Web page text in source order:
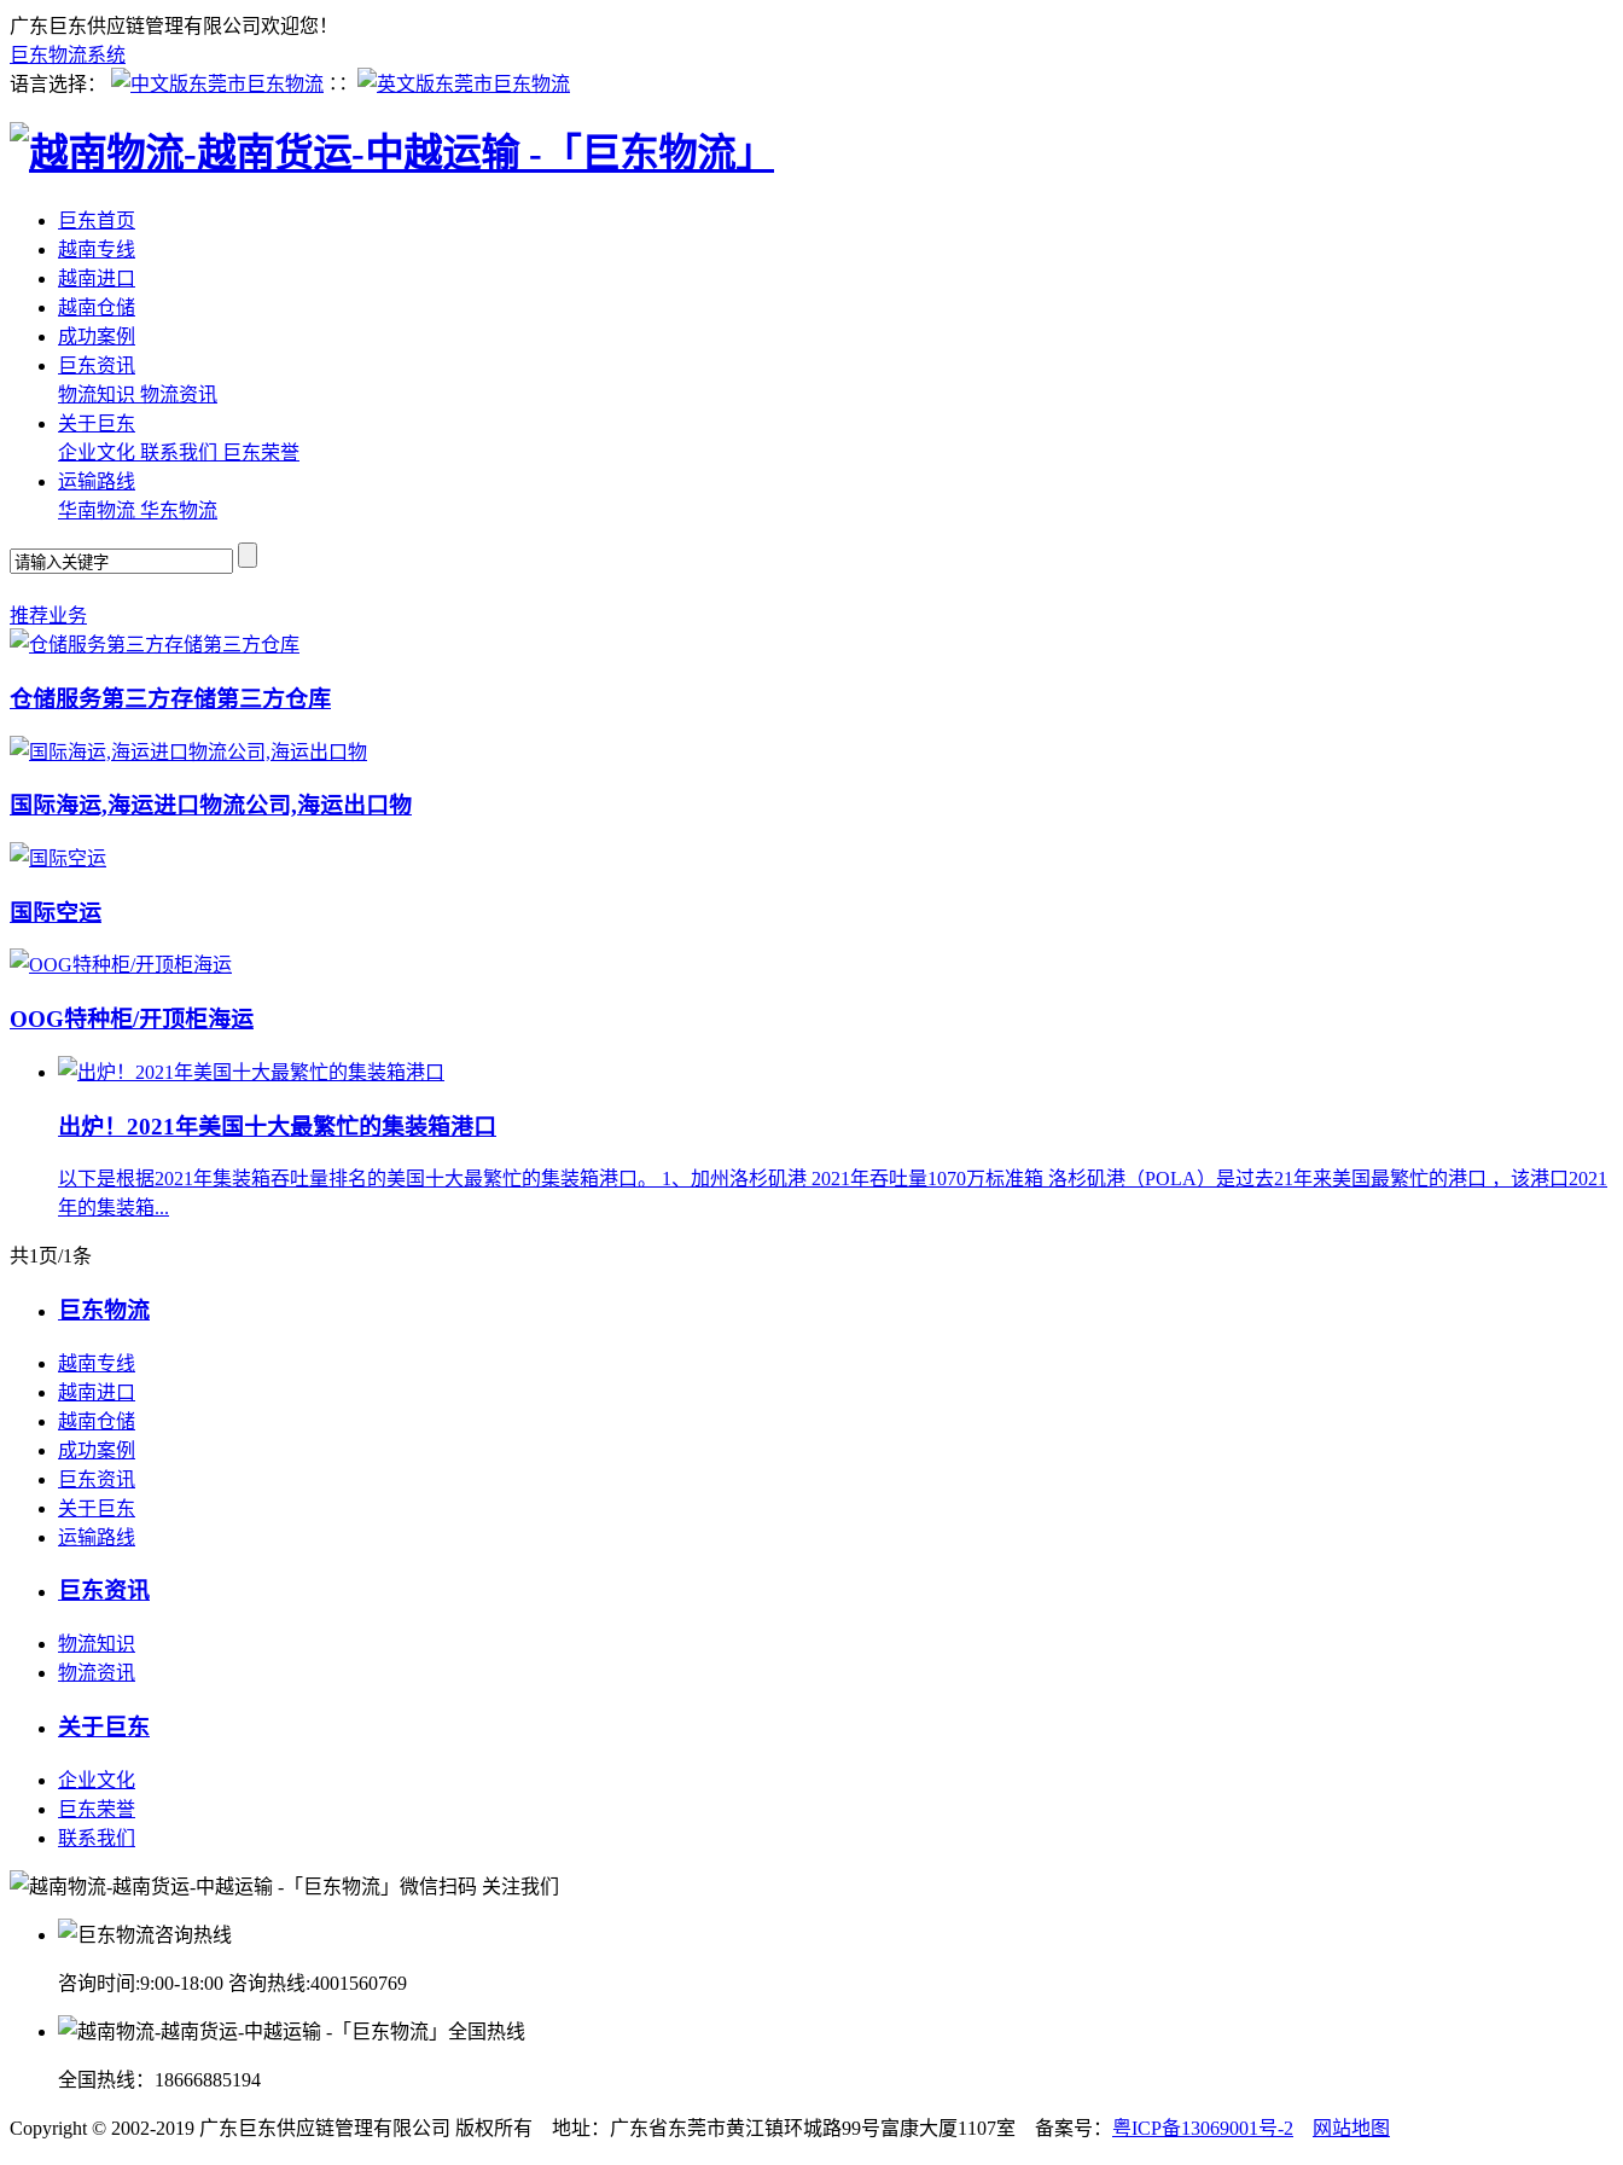
广东巨东供应链管理有限公司欢迎您！
巨东物流系统
语言选择：
∷
巨东首页
越南专线
越南进口
越南仓储
成功案例
巨东资讯
物流知识 物流资讯
关于巨东
企业文化 联系我们
巨东荣誉
运输路线
华南物流 华东物流
推荐业务
仓储服务第三方存储第三方仓库
国际海运,海运进口物流公司,海运出口物
国际空运
OOG特种柜/开顶柜海运
出炉！2021年美国十大最繁忙的集装箱港口
以下是根据2021年集装箱吞吐量排名的美国十大最繁忙的集装箱港口。 1、加州洛杉矶港 2021年吞吐量1070万标准箱 洛杉矶港（POLA）是过去21年来美国最繁忙的港口 ，该港口2021
年的集装箱...
共1页/1条
巨东物流
越南专线
越南进口
越南仓储
成功案例
巨东资讯
关于巨东
运输路线
巨东资讯
物流知识
物流资讯
关于巨东
企业文化
巨东荣誉
联系我们
微信扫码 关注我们
咨询时间:9:00-18:00 咨询热线:4001560769
全国热线： 18666885194
Copyright © 2002-2019 广东巨东供应链管理有限公司 版权所有 地址：广东省东莞市黄江镇环城路99号富康大厦1107室 备案号： 粤ICP备13069001号-2 网站地图